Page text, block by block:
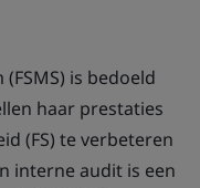
is bedoeld
haar prestaties
(FS) te verbeteren
interne audit is een